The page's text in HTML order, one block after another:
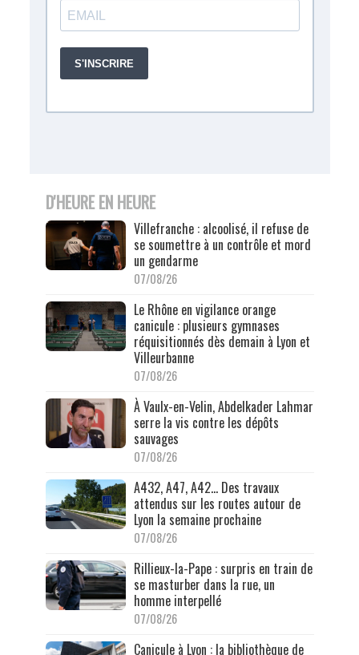
D'HEURE EN HEURE
Villefranche : alcoolisé, il refuse de
se soumettre à un contrôle et mord
un gendarme
07/08/26
Le Rhône en vigilance orange
canicule : plusieurs gymnases
réquisitionnés dès demain à Lyon et
Villeurbanne
07/08/26
À Vaulx-en-Velin, Abdelkader Lahmar
serre la vis contre les dépôts
sauvages
07/08/26
A432, A47, A42… Des travaux
attendus sur les routes autour de
Lyon la semaine prochaine
07/08/26
Rillieux-la-Pape : surpris en train de
se masturber dans la rue, un
homme interpellé
07/08/26
Canicule à Lyon : la bibliothèque de